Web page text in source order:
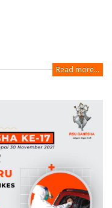
Read more...